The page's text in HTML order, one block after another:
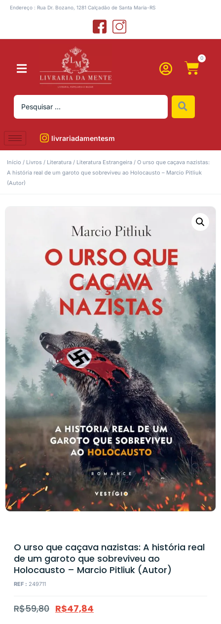
Endereço : Rua Dr. Bozano, 1281 Calçadão de Santa Maria-RS
0
livrariadamentesm
Início / Livros / Literatura / Literatura Estrangeira / O urso que caçava nazistas:
A história real de um garoto que sobreviveu ao Holocausto – Marcio Pitliuk
(Autor)
O urso que caçava nazistas: A história real
de um garoto que sobreviveu ao
Holocausto – Marcio Pitliuk (Autor)
REF : 249711
R$59,80 R$47,84